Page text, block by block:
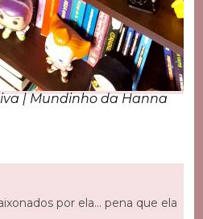
| Mundinho da Hanna
por ela… pena que ela